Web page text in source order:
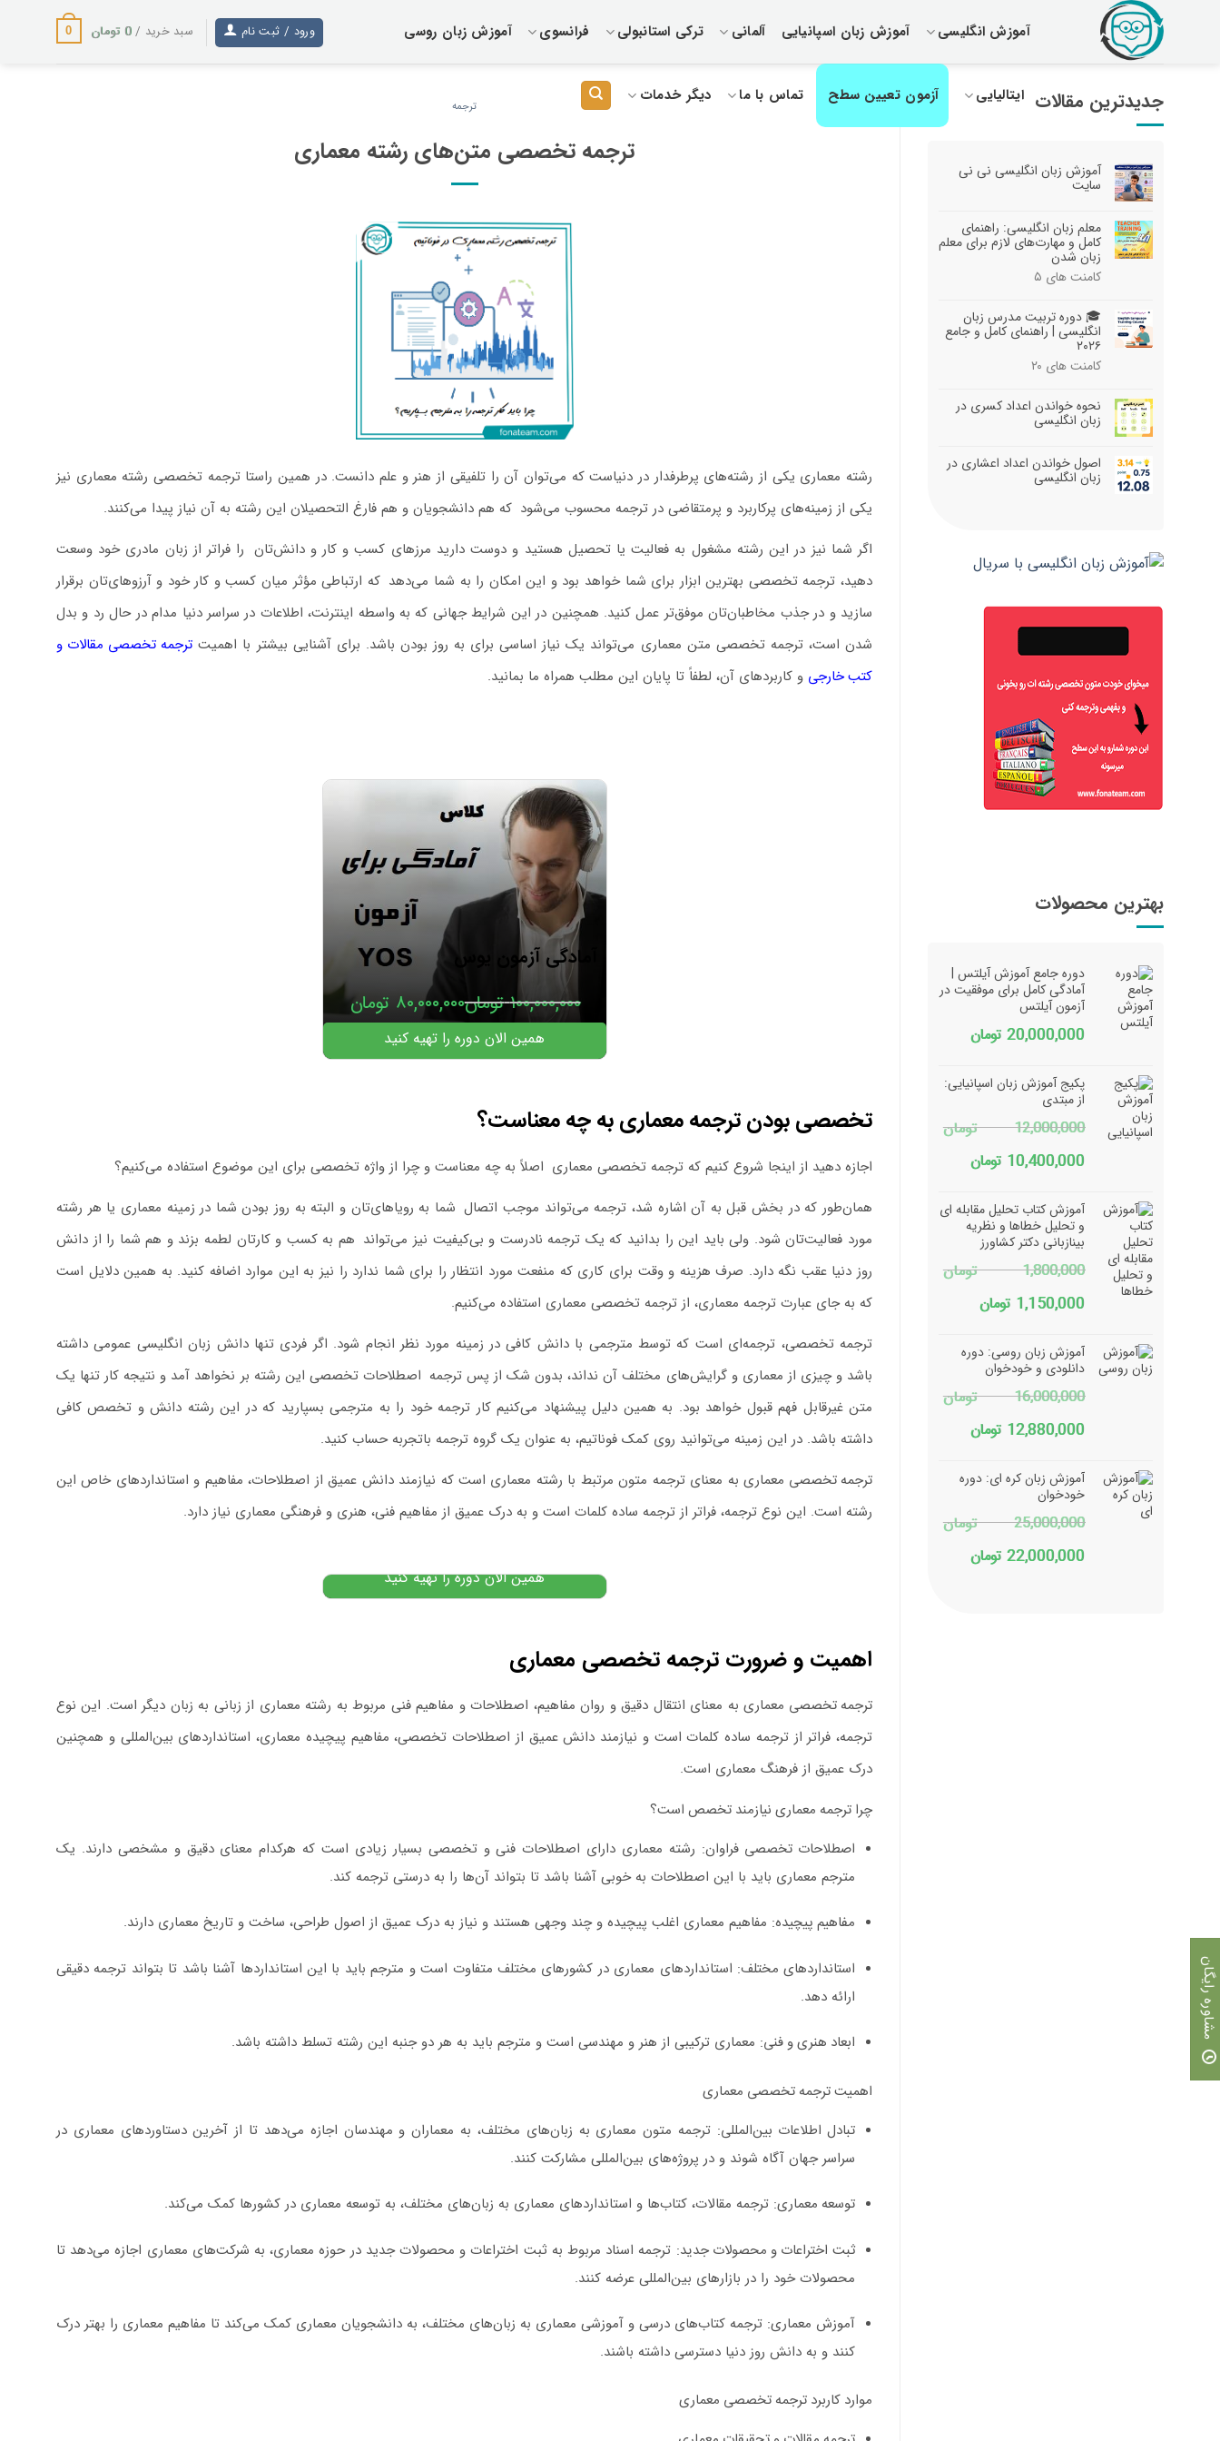
آموزش انگلیسی آموزش زبان اسپانیایی آلمانی ترکی استانبولی فرانسوی آموزش زبان روسی
ایتالیایی آزمون تعیین سطح تماس با ما دیگر خدمات
ورود / ثبت نام سبد خرید /0 تومان 0
جدیدترین مقالات
آموزش زبان انگلیسی نی نی
سایت
معلم زبان انگلیسی: راهنمای
کامل و مهارت‌های لازم برای معلم
زبان شدن
کامنت های ۵
🎓 دوره تربیت مدرس زبان
انگلیسی | راهنمای کامل و جامع
۲۰۲۶
کامنت های ۲۰
نحوه خواندن اعداد کسری در
زبان انگلیسی
اصول خواندن اعداد اعشاری در
زبان انگلیسی
بهترین محصولات
دوره جامع آموزش آیلتس |
آمادگی کامل برای موفقیت در
آزمون آیلتس
20,000,000 تومان
پکیج آموزش زبان اسپانیایی:
از مبتدی
12,000,000 تومان
قیمت
12,000,000 تومان
بود.
10,400,000 تومانقیمت
آموزش کتاب تحلیل مقابله ای
و تحلیل خطاها و نظریه
بینازبانی دکتر کشاورز
1,800,000 تومان
قیمت
1,800,000 تومان
بود.
1,150,000 تومانقیمت
است.
آموزش زبان روسی: دوره
دانلودی و خودخوان
16,000,000 تومان
قیمت
16,000,000 تومان
بود.
12,880,000 تومانقیمت
است.
آموزش زبان کره ای: دوره
خودخوان
25,000,000 تومان
قیمت
22,000,000 تومانقیمت
ترجمه
ترجمه تخصصی متن‌های رشته معماری
رشته معماری یکی از رشته‌های پرطرفدار در دنیاست که می‌توان آن را تلفیقی از هنر و علم دانست. در همین راستا ترجمه تخصصی رشته معماری نیز
یکی از زمینه‌های پرکاربرد و پرمتقاضی در ترجمه محسوب می‌شود که هم دانشجویان و هم فارغ التحصیلان این رشته به آن نیاز پیدا می‌کنند.
اگر شما نیز در این رشته مشغول به فعالیت یا تحصیل هستید و دوست دارید مرزهای کسب و کار و دانش‌تان را فراتر از زبان مادری خود وسعت
دهید، ترجمه تخصصی بهترین ابزار برای شما خواهد بود و این امکان را به شما می‌دهد که ارتباطی مؤثر میان کسب و کار خود و آرزوهای‌تان برقرار
سازید و در جذب مخاطبان‌تان موفق‌تر عمل کنید. همچنین در این شرایط جهانی که به واسطه اینترنت، اطلاعات در سراسر دنیا مدام در حال رد و بدل
شدن است، ترجمه تخصصی متن معماری می‌تواند یک نیاز اساسی برای به روز بودن باشد. برای آشنایی بیشتر با اهمیت ترجمه تخصصی مقالات و
کتب خارجی و کاربردهای آن، لطفاً تا پایان این مطلب همراه ما بمانید.
آمادگی آزمون یوس
۱۰۰,۰۰۰,۰۰۰تومان۸۰,۰۰۰,۰۰۰ تومان
همین الان دوره را تهیه کنید
تخصصی بودن ترجمه معماری به چه معناست؟
اجازه دهید از اینجا شروع کنیم که ترجمه تخصصی معماری اصلاً به چه معناست و چرا از واژه تخصصی برای این موضوع استفاده می‌کنیم؟
همان‌طور که در بخش قبل به آن اشاره شد، ترجمه می‌تواند موجب اتصال. شما به رویاهای‌تان و البته به روز بودن شما در زمینه معماری یا هر رشته
مورد فعالیت‌تان شود. ولی باید این را بدانید که یک ترجمه نادرست و بی‌کیفیت نیز می‌تواند هم به کسب و کارتان لطمه بزند و هم شما را از دانش
روز دنیا عقب نگه دارد. صرف هزینه و وقت برای کاری که منفعت مورد انتظار را برای شما ندارد را نیز به این موارد اضافه کنید. به همین دلایل است
که به جای عبارت ترجمه معماری، از ترجمه تخصصی معماری استفاده می‌کنیم.
ترجمه تخصصی، ترجمه‌ای است که توسط مترجمی با دانش کافی در زمینه مورد نظر انجام شود. اگر فردی تنها دانش زبان انگلیسی عمومی داشته
باشد و چیزی از معماری و گرایش‌های مختلف آن نداند، بدون شک از پس ترجمه اصطلاحات تخصصی این رشته بر نخواهد آمد و نتیجه کار تنها یک
متن غیرقابل فهم قبول خواهد بود. به همین دلیل پیشنهاد می‌کنیم کار ترجمه خود را به مترجمی بسپارید که در این رشته دانش و تخصص کافی
داشته باشد. در این زمینه می‌توانید روی کمک فوناتیم، به عنوان یک گروه ترجمه باتجربه حساب کنید.
ترجمه تخصصی معماریبه معنای ترجمه متون مرتبط با رشته معماری است که نیازمند دانش عمیق از اصطلاحات، مفاهیم و استانداردهای خاص این
رشته است. این نوع ترجمه، فراتر از ترجمه ساده کلمات است و به درک عمیق از مفاهیم فنی، هنری و فرهنگی معماری نیاز دارد.
آموزش کتاب تحلیل مقابله ای و
کشاورز
همین الان دوره را تهیه کنید
اهمیت و ضرورت ترجمه تخصصی معماری
ترجمه تخصصی معماریبه معنای انتقال دقیق و روان مفاهیم، اصطلاحات و مفاهیم فنی مربوط به رشته معماری از زبانی به زبان دیگر است. این نوع
ترجمه، فراتر از ترجمه ساده کلمات است و نیازمند دانش عمیق از اصطلاحات تخصصی، مفاهیم پیچیده معماری، استانداردهای بین‌المللی و همچنین
درک عمیق از فرهنگ معماری است.
چرا ترجمه معماری نیازمند تخصص است؟
اصطلاحات تخصصی فراوان: رشته معماری دارای اصطلاحات فنی و تخصصی بسیار زیادی است که هرکدام معنای دقیق و مشخصی دارند. یک
مترجم معماری باید با این اصطلاحات به خوبی آشنا باشد تا بتواند آن‌ها را به درستی ترجمه کند.
مفاهیم پیچیده: مفاهیم معماری اغلب پیچیده و چند وجهی هستند و نیاز به درک عمیق از اصول طراحی، ساخت و تاریخ معماری دارند.
استانداردهای مختلف: استانداردهای معماری در کشورهای مختلف متفاوت است و مترجم باید با این استانداردها آشنا باشد تا بتواند ترجمه دقیقی
ارائه دهد.
ابعاد هنری و فنی: معماری ترکیبی از هنر و مهندسی است و مترجم باید به هر دو جنبه این رشته تسلط داشته باشد.
اهمیت ترجمه تخصصی معماری
تبادل اطلاعات بین‌المللی: ترجمه متون معماری به زبان‌های مختلف، به معماران و مهندسان اجازه می‌دهد تا از آخرین دستاوردهای معماری در
سراسر جهان آگاه شوند و در پروژه‌های بین‌المللی مشارکت کنند.
توسعه معماری: ترجمه مقالات، کتاب‌ها و استانداردهای معماری به زبان‌های مختلف، به توسعه معماری در کشورها کمک می‌کند.
ثبت اختراعات و محصولات جدید: ترجمه اسناد مربوط به ثبت اختراعات و محصولات جدید در حوزه معماری، به شرکت‌های معماری اجازه می‌دهد تا
محصولات خود را در بازارهای بین‌المللی عرضه کنند.
آموزش معماری: ترجمه کتاب‌های درسی و آموزشی معماری به زبان‌های مختلف، به دانشجویان معماری کمک می‌کند تا مفاهیم معماری را بهتر درک
کنند و به دانش روز دنیا دسترسی داشته باشند.
موارد کاربرد ترجمه تخصصی معماری
مشاوره رایگان